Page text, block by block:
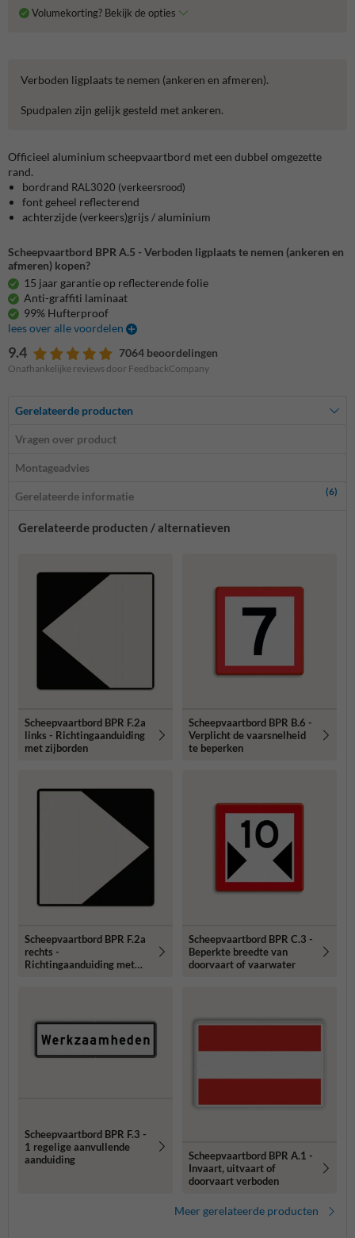
Volumekorting? Bekijk de opties
Verboden ligplaats te nemen (ankeren en afmeren).
Spudpalen zijn gelijk gesteld met ankeren.
Officieel aluminium scheepvaartbord met een dubbel omgezette
rand.
bordrand RAL3020 (verkeersrood)
font geheel reflecterend
achterzijde (verkeers)grijs / aluminium
Scheepvaartbord BPR A.5 - Verboden ligplaats te nemen (ankeren en
afmeren) kopen?
15 jaar garantie op reflecterende folie
Anti-graffiti laminaat
99% Hufterproof
lees over alle voordelen
9.4 7064 beoordelingen
Onafhankelijke reviews door FeedbackCompany
Gerelateerde producten
Vragen over product
Montageadvies
Gerelateerde informatie (6)
Gerelateerde producten / alternatieven
Scheepvaartbord BPR F.2a
links - Richtingaanduiding
met zijborden
Scheepvaartbord BPR B.6 -
Verplicht de vaarsnelheid
te beperken
Scheepvaartbord BPR F.2a
rechts -
Richtingaanduiding met
Scheepvaartbord BPR C.3 -
Beperkte breedte van
doorvaart of vaarwater
Scheepvaartbord BPR F.3 -
1 regelige aanvullende
aanduiding
Scheepvaartbord BPR A.1 -
Invaart, uitvaart of
doorvaart verboden
Meer gerelateerde producten